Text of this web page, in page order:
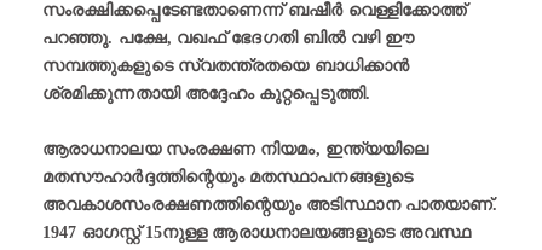
സംരക്ഷിക്കപ്പെടേണ്ടതാണെന്ന് ബഷീർ വെള്ളിക്കോത്ത്
പറഞ്ഞു. പക്ഷേ, വഖഫ് ഭേദഗതി ബിൽ വഴി ഈ
സമ്പത്തുകളുടെ സ്വതന്ത്രതയെ ബാധിക്കാൻ
ശ്രമിക്കുന്നതായി അദ്ദേഹം കുറ്റപ്പെടുത്തി.
ആരാധനാലയ സംരക്ഷണ നിയമം, ഇന്ത്യയിലെ
മതസൗഹാർദ്ദത്തിന്റെയും മതസ്ഥാപനങ്ങളുടെ
അവകാശസംരക്ഷണത്തിന്റെയും അടിസ്ഥാന പാതയാണ്.
1947 ഓഗസ്റ്റ് 15നുള്ള ആരാധനാലയങ്ങളുടെ അവസ്ഥ